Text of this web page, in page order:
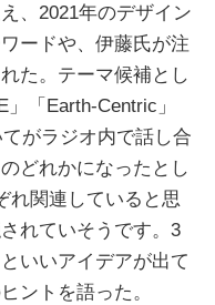
、2021年のデザイン
ードや、伊藤氏が注
た。テーマ候補とし
「Earth-Centric」
てがラジオ内で話し合
どれかになったとし
れ関連していると思
れていそうです。3
いいアイデアが出て
ントを語った。